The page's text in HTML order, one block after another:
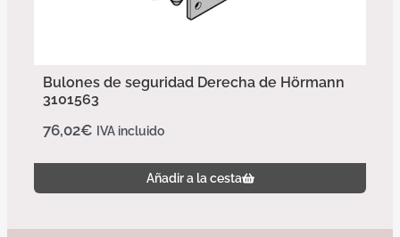
Bulones de seguridad Derecha de Hörmann
3101563
76,02€ IVA incluido
Añadir a la cesta